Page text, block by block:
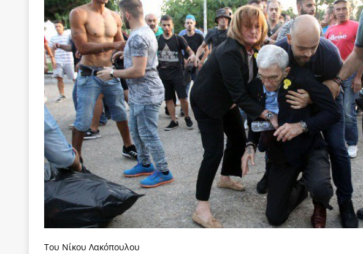
[ 22 Μαΐου 2020 ] Μακάριος Λαζαρίδης: Έργο!
ΠΡΟΣΩΠΟΓΡΑΦΙΕΣ
[ 4 Αυγούστου 2026 ] Θα ανήκεις όπου ανήκει το νερό
ΑΝΑΓΝΩΣΕΙΣ
[ 4 Αυγούστου 2026 ] Η γενεαλογία του φασισμού: από τον
ΠΑΡΕΜΒΑΣΕΙΣ
[ 4 Αυγούστου 2026 ] Εφημερίδα «Εστία»: Όταν η δημοσιογραφία βάζει τα
[ 4 Αυγούστου 2026 ] Η συμφωνία πυρηνικής συνεργασίας ΗΠΑ-Σαουδικής
[ 4 Αυγούστου 2026 ] Τα γεγονότα της Τηλλυρίας και το Σχέδιο Άτσεσον
[ 4 Αυγούστου 2026 ] Tηλεοπτικοί “Mega-Fiers”…
[ 4 Αυγούστου 2026 ] Κώστας Τσουκαλάς: Αντιπολίτευση
ΠΡΟΒΟΛΕΣ
[ 4 Αυγούστου 2026 ] Ο Ιωάννης Μεταξάς και η 4η Αυγούστου: Πώς ένας
δικτάτορας
ΕΠΙΛΟΓΕΣ
[ 3 Αυγούστου 2026 ]
Του Νίκου Λακόπουλου